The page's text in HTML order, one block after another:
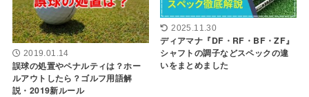
2019.01.14
誤球の処置やペナルティは？ホー
ルアウトしたら？ゴルフ用語解
説・2019新ルール
2025.11.30
ディアマナ『DF・RF・BF・ZF』
シャフトの調子などスペックの違
いをまとめました